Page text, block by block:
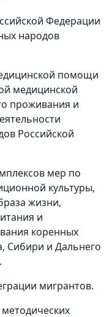
Федерации
народов
помощи
медицинской
проживания и
Российской
мер по
культуры,
жизни,
и
коренных
Сибири и Дальнего
мигрантов.